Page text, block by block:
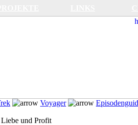
Voyager
Liebe und Profit